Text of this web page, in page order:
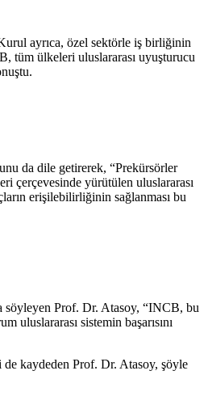
ayrıca, özel sektörle iş birliğinin
tüm ülkeleri uluslararası uyuşturucu
da dile getirerek, “Prekürsörler
çerçevesinde yürütülen uluslararası
erişilebilirliğinin sağlanması bu
söyleyen Prof. Dr. Atasoy, “INCB, bu
sistemin başarısını
de kaydeden Prof. Dr. Atasoy, şöyle